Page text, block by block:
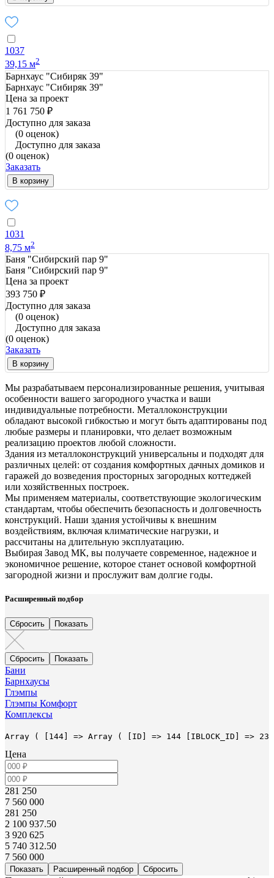
1037
39,15 м2
Барнхаус "Сибиряк 39"
Барнхаус "Сибиряк 39"
Цена за проект
1 761 750 ₽
Доступно для заказа
(0 оценок)
Доступно для заказа
(0 оценок)
Заказать
В корзину
1031
8,75 м2
Баня "Сибирский пар 9"
Баня "Сибирский пар 9"
Цена за проект
393 750 ₽
Доступно для заказа
(0 оценок)
Доступно для заказа
(0 оценок)
Заказать
В корзину
Мы разрабатываем персонализированные решения, учитывая
особенности вашего загородного участка и ваши
индивидуальные потребности. Металлоконструкции
обладают высокой гибкостью и могут быть адаптированы под
любые размеры и планировки, что делает возможным
реализацию проектов любой сложности.
Здания из металлоконструкций универсальны и подходят для
различных целей: от создания комфортных дачных домиков и
гаражей до возведения просторных загородных коттеджей
или хозяйственных построек.
Мы применяем материалы, соответствующие экологическим
стандартам, чтобы обеспечить безопасность и долговечность
конструкций. Наши здания устойчивы к внешним
воздействиям, включая климатические нагрузки, и
рассчитаны на длительную эксплуатацию.
Выбирая Завод МК, вы получаете современное, надежное и
экономичное решение, которое станет основой комфортной
загородной жизни и прослужит вам долгие годы.
Расширенный подбор
Бани
Барнхаусы
Глэмпы
Глэмпы Комфорт
Комплексы
Array ( [144] => Array ( [ID] => 144 [IBLOCK_ID] => 23
Цена
281 250
7 560 000
281 250
2 100 937.50
3 920 625
5 740 312.50
7 560 000
Расширенный подбор